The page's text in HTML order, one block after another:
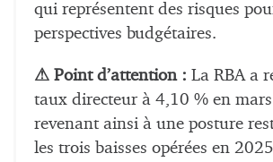
qui représentent des risques
perspectives budgétaires.
⚠ Point d’attention : La RBA a
taux directeur à 4,10 % en mars
revenant ainsi à une posture
les trois baisses opérées en